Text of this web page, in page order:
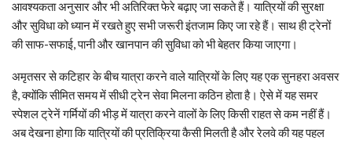
आवश्यकता अनुसार और भी अतिरिक्त फेरे बढ़ाए जा सकते हैं। यात्रियों की सुरक्षा
और सुविधा को ध्यान में रखते हुए सभी जरूरी इंतजाम किए जा रहे हैं। साथ ही ट्रेनों
की साफ-सफाई, पानी और खानपान की सुविधा को भी बेहतर किया जाएगा।
अमृतसर से कटिहार के बीच यात्रा करने वाले यात्रियों के लिए यह एक सुनहरा अवसर
है, क्योंकि सीमित समय में सीधी ट्रेन सेवा मिलना कठिन होता है। ऐसे में यह समर
स्पेशल ट्रेनें गर्मियों की भीड़ में यात्रा करने वालों के लिए किसी राहत से कम नहीं हैं।
अब देखना होगा कि यात्रियों की प्रतिक्रिया कैसी मिलती है और रेलवे की यह पहल